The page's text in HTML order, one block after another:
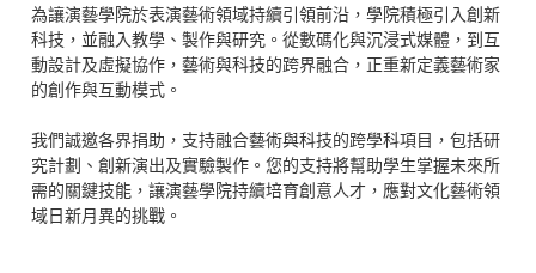
為讓演藝學院於表演藝術領域持續引領前沿，學院積極引入創新
科技，並融入教學、製作與研究。從數碼化與沉浸式媒體，到互
動設計及虛擬協作，藝術與科技的跨界融合，正重新定義藝術家
的創作與互動模式。
我們誠邀各界捐助，支持融合藝術與科技的跨學科項目，包括研
究計劃、創新演出及實驗製作。您的支持將幫助學生掌握未來所
需的關鍵技能，讓演藝學院持續培育創意人才，應對文化藝術領
域日新月異的挑戰。